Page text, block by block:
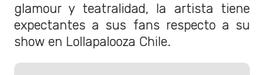
glamour y teatralidad, la artista tiene
expectantes a sus fans respecto a su
show en Lollapalooza Chile.